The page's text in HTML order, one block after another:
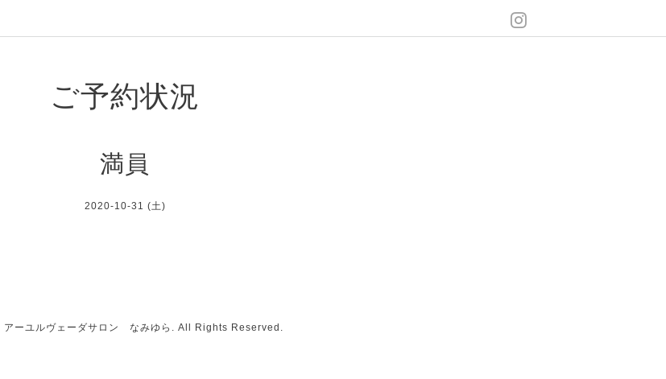
ご予約状況
満員
2020-10-31 (土)
アーユルヴェーダサロン なみゆら . All Rights Reserved.